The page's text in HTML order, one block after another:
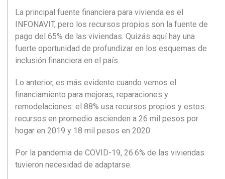
La principal fuente financiera para vivienda es el
INFONAVIT, pero los recursos propios son la fuente de
pago del 65% de las viviendas. Quizás aquí hay una
fuerte oportunidad de profundizar en los esquemas de
inclusión financiera en el país.
Lo anterior, es más evidente cuando vemos el
financiamiento para mejoras, reparaciones y
remodelaciones: el 88% usa recursos propios y estos
recursos en promedio ascienden a 26 mil pesos por
hogar en 2019 y 18 mil pesos en 2020.
Por la pandemia de COVID-19, 26.6% de las viviendas
tuvieron necesidad de adaptarse.